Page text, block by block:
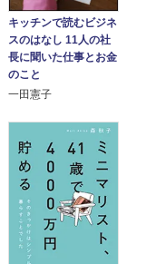
キッチンで読むビジネ
スのはなし 11人の社
長に聞いた仕事とお金
のこと
一田憲子